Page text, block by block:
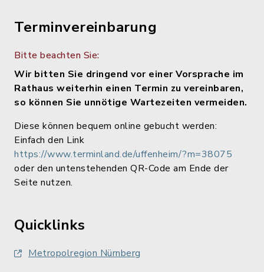
Terminvereinbarung
Bitte beachten Sie:
Wir bitten Sie dringend vor einer Vorsprache im
Rathaus weiterhin einen Termin zu vereinbaren,
so können Sie unnötige Wartezeiten vermeiden.
Diese können bequem online gebucht werden:
Einfach den Link
https://www.terminland.de/uffenheim/?m=38075
oder den untenstehenden QR-Code am Ende der
Seite nutzen.
Quicklinks
Metropolregion Nürnberg